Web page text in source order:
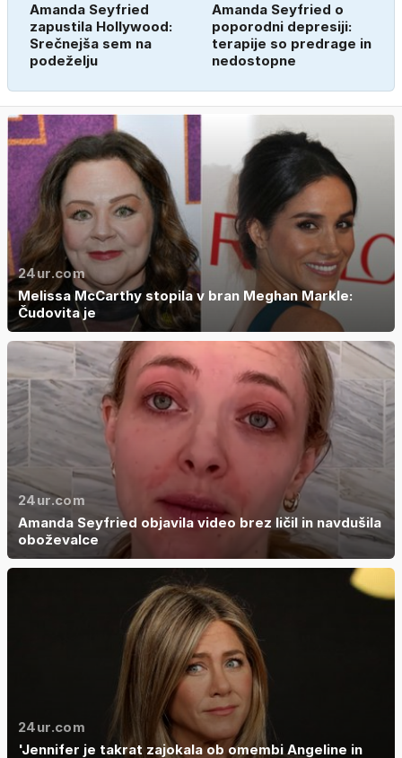
Amanda Seyfried
zapustila Hollywood:
Srečnejša sem na
podeželju
Amanda Seyfried o
poporodni depresiji:
terapije so predrage in
nedostopne
24ur.com
Melissa McCarthy stopila v bran Meghan Markle:
Čudovita je
24ur.com
Amanda Seyfried objavila video brez ličil in navdušila
oboževalce
24ur.com
'Jennifer je takrat zajokala ob omembi Angeline in